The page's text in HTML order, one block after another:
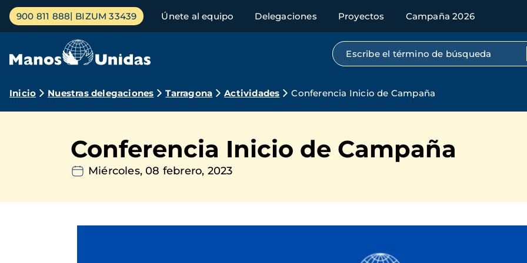
Pasar
contenido
Menú
principal
900 811 888 BIZUM 33439 Únete al equipo Delegaciones Proyectos Campaña 2026
Búsqueda por texto completo
Ruta
navegación
Inicio Nuestras delegaciones Tarragona Actividades Conferencia Inicio de Campaña
Conferencia Inicio de Campaña
Miércoles, 08 febrero, 2023